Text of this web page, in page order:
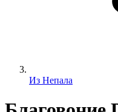
Из Непала